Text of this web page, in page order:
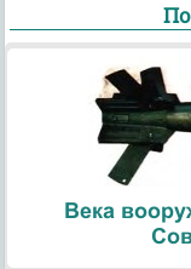
Века